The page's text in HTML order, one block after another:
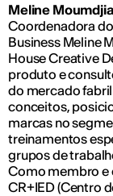
Meline
Coordenadora do
Business Meline
House Creative
produto e
do mercado
conceitos,
marcas no
treinamentos
grupos de
Como membro e
CR+IED (Centro